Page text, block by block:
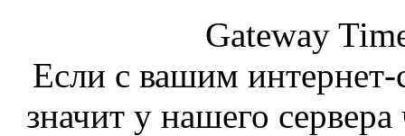
Gateway
Если с вашим интернет-
значит у нашего